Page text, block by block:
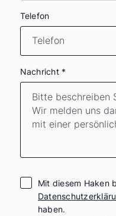
Telefon
Nachricht *
Mit diesem Haken
haben.